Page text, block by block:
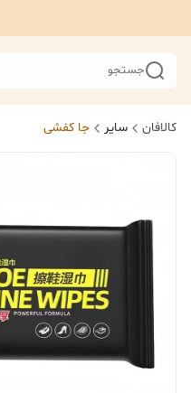
جستجو
کالافان سایر جا کفشی